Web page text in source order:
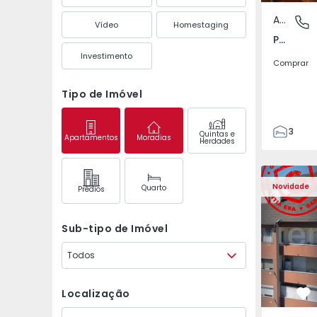
Vídeo Homestaging
Investimento
Tipo de Imóvel
Apartamentos Moradias Quintas e
Herdades
Prédios Quarto
Sub-tipo de Imóvel
Todos
Localização
Póvoa
Apartamento
Póvoa de Varzim, Beiriz e Argivai, Porto
Comprar
3
138
153
2
Novidade
Apartamento T2